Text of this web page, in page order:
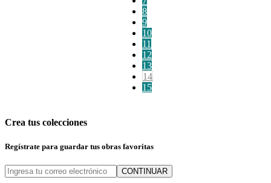
8
9
10
11
12
13
14
15
Crea tus colecciones
Regístrate para guardar tus obras favoritas
CONTINUAR